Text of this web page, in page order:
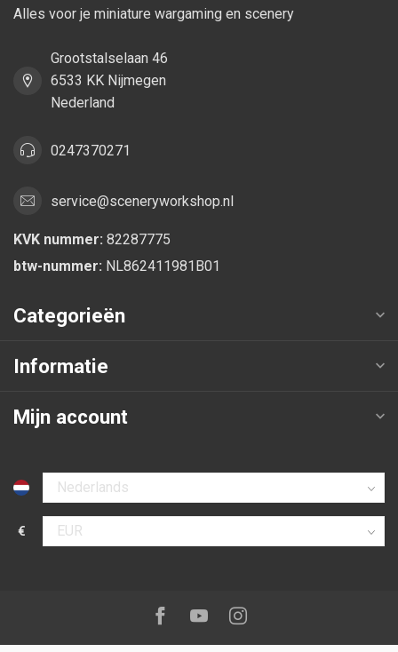
Alles voor je miniature wargaming en scenery
Grootstalselaan 46
6533 KK Nijmegen
Nederland
0247370271
service@sceneryworkshop.nl
KVK nummer: 82287775
btw-nummer: NL862411981B01
Categorieën
Informatie
Mijn account
Selecteer taal
€
Selecteer valuta
Volg ons op:Facebook
YoutubeInstagram